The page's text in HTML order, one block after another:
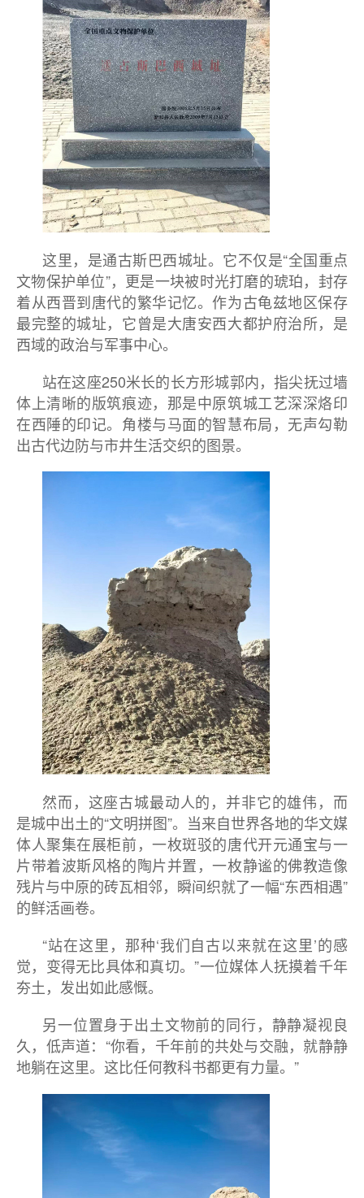
这里，是通古斯巴西城址。它不仅是“全国重点
文物保护单位”，更是一块被时光打磨的琥珀，封存
着从西晋到唐代的繁华记忆。作为古龟兹地区保存
最完整的城址，它曾是大唐安西大都护府治所，是
西域的政治与军事中心。
站在这座250米长的长方形城郭内，指尖抚过墙
体上清晰的版筑痕迹，那是中原筑城工艺深深烙印
在西陲的印记。角楼与马面的智慧布局，无声勾勒
出古代边防与市井生活交织的图景。
然而，这座古城最动人的，并非它的雄伟，而
是城中出土的“文明拼图”。当来自世界各地的华文媒
体人聚集在展柜前，一枚斑驳的唐代开元通宝与一
片带着波斯风格的陶片并置，一枚静谧的佛教造像
残片与中原的砖瓦相邻，瞬间织就了一幅“东西相遇”
的鲜活画卷。
“站在这里，那种‘我们自古以来就在这里’的感
觉，变得无比具体和真切。”一位媒体人抚摸着千年
夯土，发出如此感慨。
另一位置身于出土文物前的同行，静静凝视良
久，低声道：“你看，千年前的共处与交融，就静静
地躺在这里。这比任何教科书都更有力量。”